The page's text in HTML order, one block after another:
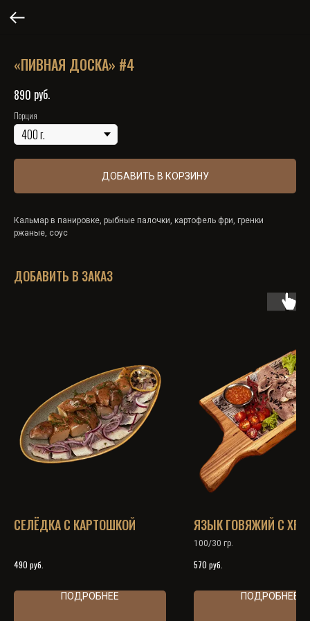
«ПИВНАЯ ДОСКА» #4
890 руб.
Порция
ДОБАВИТЬ В КОРЗИНУ
Кальмар в панировке, рыбные палочки, картофель фри, гренки
ржаные, соус
ДОБАВИТЬ В ЗАКАЗ
СЕЛЁДКА С КАРТОШКОЙ
490 руб.
ПОДРОБНЕЕ
ЯЗЫК ГОВЯЖИЙ С
100/30 гр.
570 руб.
ПОДРОБНЕЕ